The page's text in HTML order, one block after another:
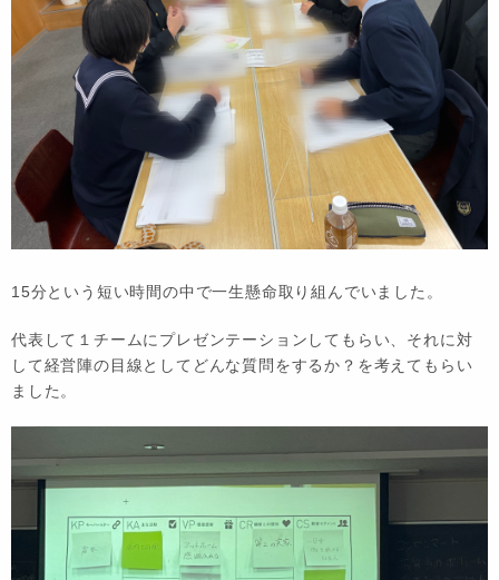
15分という短い時間の中で一生懸命取り組んでいました。
代表して１チームにプレゼンテーションしてもらい、それに対
して経営陣の目線としてどんな質問をするか？を考えてもらい
ました。